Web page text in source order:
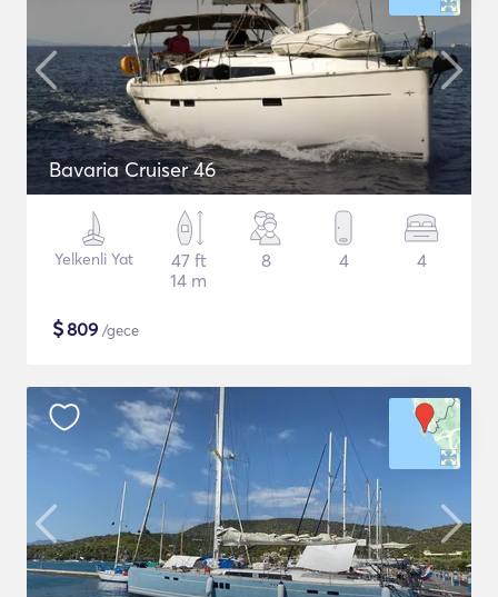
Bavaria Cruiser 46
Yelkenli Yat
47 ft
14 m
8 4 4
$809 /gece